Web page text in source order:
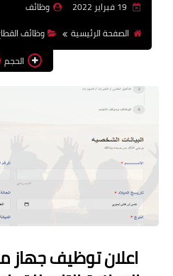
وظائف
الصفحة الرئيسية
وظائف
الحجم
اعلان توظيف جهاز